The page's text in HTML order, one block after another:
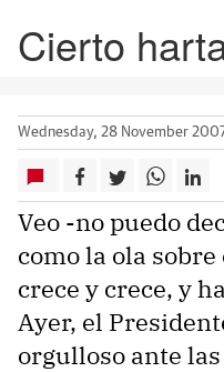
Cierto
Wednesday, 28 November
Veo -no puedo
como la ola
crece y crece, y
Ayer, el
orgulloso ante